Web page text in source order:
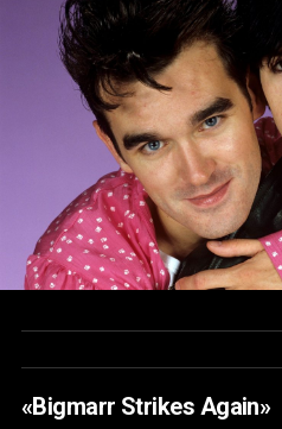
«Bigmarr Strikes Again»